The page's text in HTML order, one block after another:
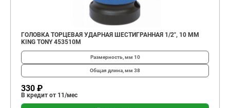
ГОЛОВКА ТОРЦЕВАЯ УДАРНАЯ ШЕСТИГРАННАЯ 1/2", 10 ММ
KING TONY 453510M
Размерность, мм 10
Общая длина, мм 38
330 ₽
В кредит от 11/мес